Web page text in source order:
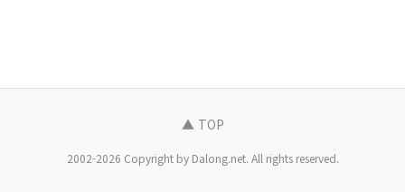
▲ TOP
2002-2026 Copyright by Dalong.net. All rights reserved.